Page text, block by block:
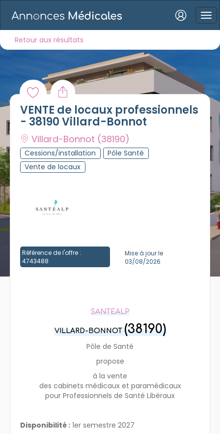
Mot de passe oublié ?
Connexion
Se connecter avec Google
Se connecter avec Facebook
Retour aux résultats
VENTE de locaux professionnels
- 38190 Villard-Bonnot
Villard-Bonnot (38190)
Cessions/installation
Pôle Santé
Vente de locaux
Référence de l'offre :
4743488
Mise à jour le
03/08/2026
SANTEALP
VILLARD-BONNOT(38190)
Pôle de Santé
propose
à la vente
des cabinets médicaux et paramédicaux
pour Professionnels de Santé Libéraux
Disponibilité : 1er semestre 2027